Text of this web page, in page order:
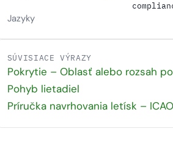
Jazyky
SÚVISIACE VÝRAZY
Pokrytie – Oblasť alebo rozsah
Pohyb lietadiel
Príručka navrhovania letísk –